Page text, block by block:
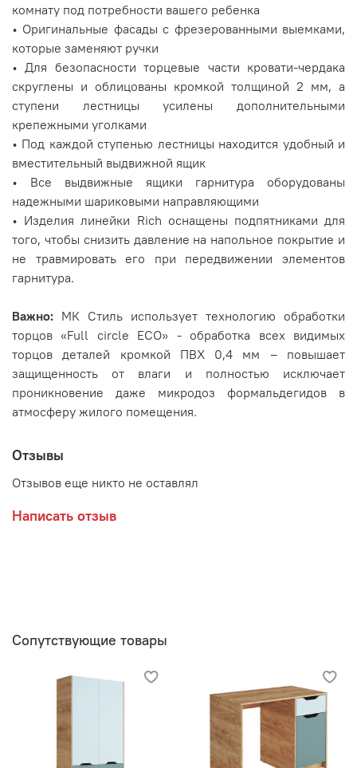
комнату под потребности вашего ребенка
• Оригинальные фасады с фрезерованными выемками,
которые заменяют ручки
• Для безопасности торцевые части кровати-чердака
скруглены и облицованы кромкой толщиной 2 мм, а
ступени лестницы усилены дополнительными
крепежными уголками
• Под каждой ступенью лестницы находится удобный и
вместительный выдвижной ящик
• Все выдвижные ящики гарнитура оборудованы
надежными шариковыми направляющими
• Изделия линейки Rich оснащены подпятниками для
того, чтобы снизить давление на напольное покрытие и
не травмировать его при передвижении элементов
гарнитура.
Важно: МК Стиль использует технологию обработки
торцов «Full circle ECO» - обработка всех видимых
торцов деталей кромкой ПВХ 0,4 мм – повышает
защищенность от влаги и полностью исключает
проникновение даже микродоз формальдегидов в
атмосферу жилого помещения.
Отзывы
Отзывов еще никто не оставлял
Написать отзыв
Сопутствующие товары